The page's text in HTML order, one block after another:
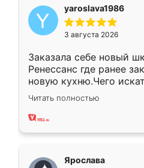
yaroslava1986
3 августа 2026
Заказала себе новый
Ренессанс где ранее
новую кухню.Чего
вполне довольна.
два года, нареканий нет.
Читать полностью
Ярослава